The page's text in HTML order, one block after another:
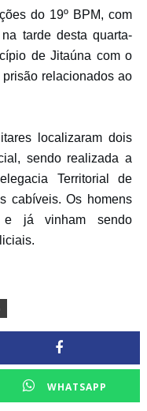
do 19º BPM, com
na tarde desta quarta-
de Jitaúna com o
relacionados ao
localizaram dois
sendo realizada a
Territorial de
cabíveis. Os homens
e já vinham sendo
WHATSAPP